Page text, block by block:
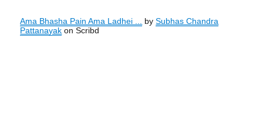
Ama Bhasha Pain Ama Ladhei ... bySubhas Chandra
Pattanayak on Scribd